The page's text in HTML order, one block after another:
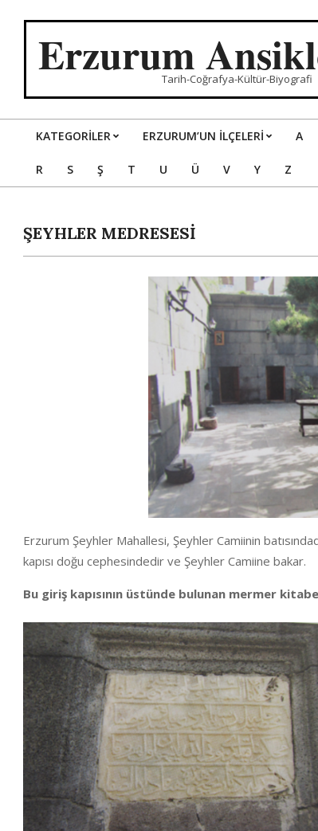
ErzurumTarih-Coğrafya-Kültür-Biyografi
Primary
Navigation
KATEGORILER ERZURUM’UN İLÇELERİ A
R S Ş T U Ü V Y Z
ŞEYHLER MEDRESESİ
Erzurum Şeyhler Mahallesi, Şeyhler Camiinin
kapısı doğu cephesindedir ve Şeyhler Camiine bakar.
Bu giriş kapısının üstünde bulunan mermer